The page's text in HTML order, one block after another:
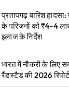
प्रतापगढ़ बारिश
के परिजनों को ₹4-4
इलाज के निर्देश
भारत में नौकरी के लिए
रैंडस्टैड की 2026